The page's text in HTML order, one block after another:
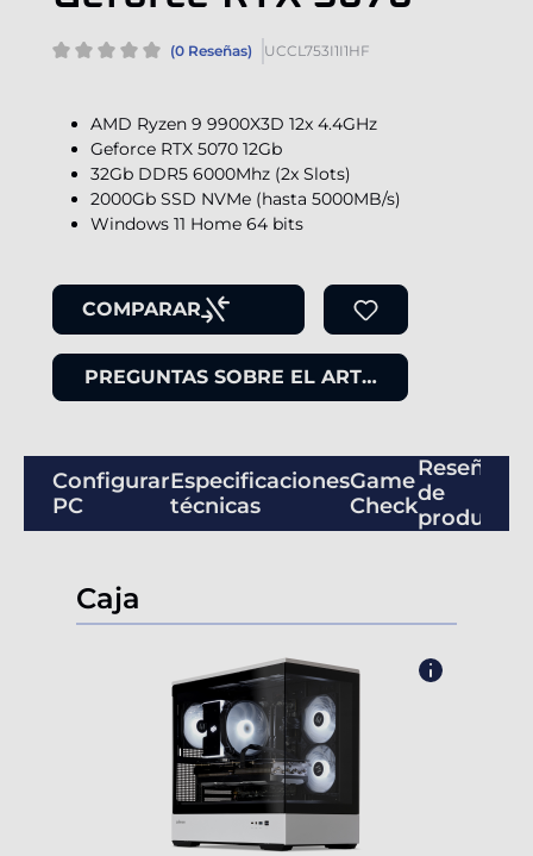
(0 Reseñas) UCCL753I1I1HF
AMD Ryzen 9 9900X3D 12x 4.4GHz
Geforce RTX 5070 12Gb
32Gb DDR5 6000Mhz (2x Slots)
2000Gb SSD NVMe (hasta 5000MB/s)
Windows 11 Home 64 bits
COMPARAR
PREGUNTAS SOBRE EL ARTÍCULO
Configurar
PC
Especificaciones
técnicas
Game
Check
Reseñas
de
productos
Caja